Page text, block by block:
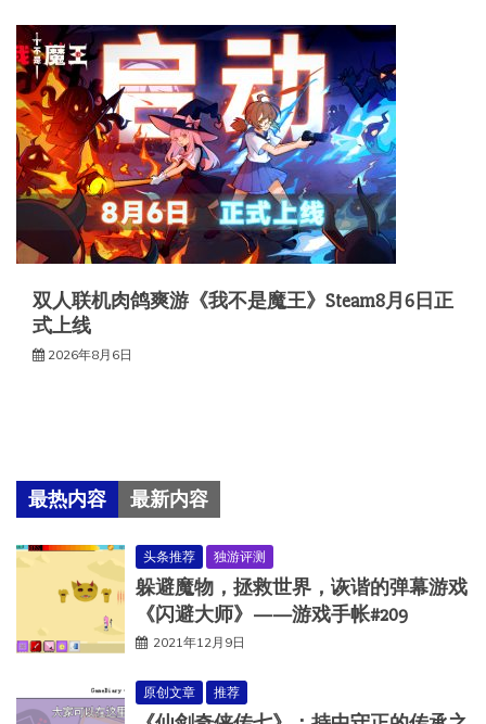
双人联机肉鸽爽游《我不是魔王》Steam8月6日正
式上线
2026年8月6日
最热内容 最新内容
头条推荐 独游评测
躲避魔物，拯救世界，诙谐的弹幕游戏
《闪避大师》——游戏手帐#209
2021年12月9日
原创文章 推荐